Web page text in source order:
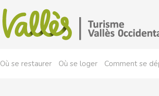
Où se restaurer Où se loger Comment se